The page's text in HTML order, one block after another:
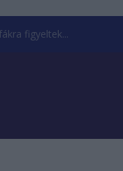
figyeltek...